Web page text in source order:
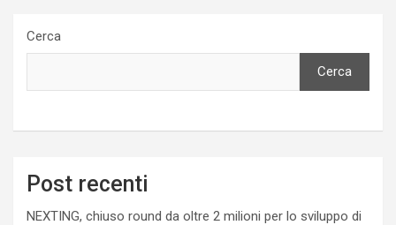
Cerca
Cerca
Post recenti
NEXTING, chiuso round da oltre 2 milioni per lo sviluppo di